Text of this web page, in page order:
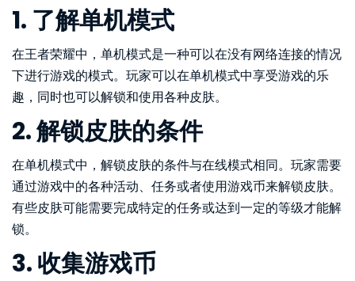
1. 了解单机模式
在王者荣耀中，单机模式是一种可以在没有网络连接的情况
下进行游戏的模式。玩家可以在单机模式中享受游戏的乐
趣，同时也可以解锁和使用各种皮肤。
2. 解锁皮肤的条件
在单机模式中，解锁皮肤的条件与在线模式相同。玩家需要
通过游戏中的各种活动、任务或者使用游戏币来解锁皮肤。
有些皮肤可能需要完成特定的任务或达到一定的等级才能解
锁。
3. 收集游戏币